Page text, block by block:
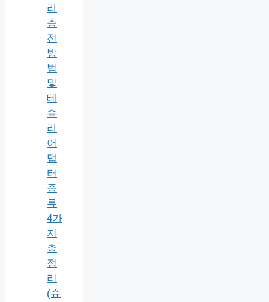
라
충
전
방
법
및
테
슬
라
어
댑
터
종
류
4가
지
총
정
리
(슈